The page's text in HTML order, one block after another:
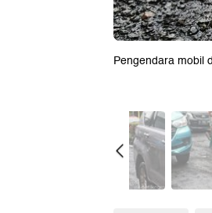
Pengendara mobil